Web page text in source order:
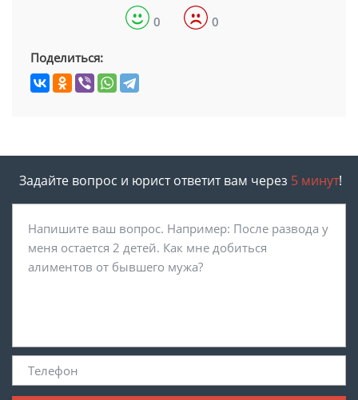
0 0
Поделиться:
Задайте вопрос и юрист ответит вам через 5 минут!